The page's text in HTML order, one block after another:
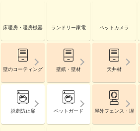
床暖房・暖房機器 ランドリー家電 ペットカメラ
壁のコーティング 壁紙・壁材 天井材
脱走防止扉 ペットガード 屋外フェンス・塀